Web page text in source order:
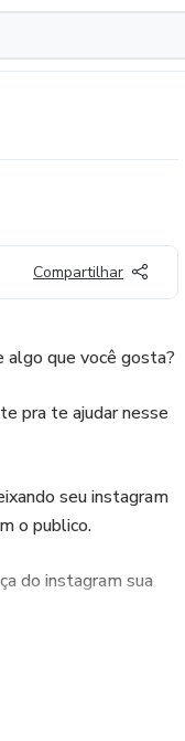
Compartilhar
algo que você gosta?
pra te ajudar nesse
seu instagram
o publico.
do instagram sua